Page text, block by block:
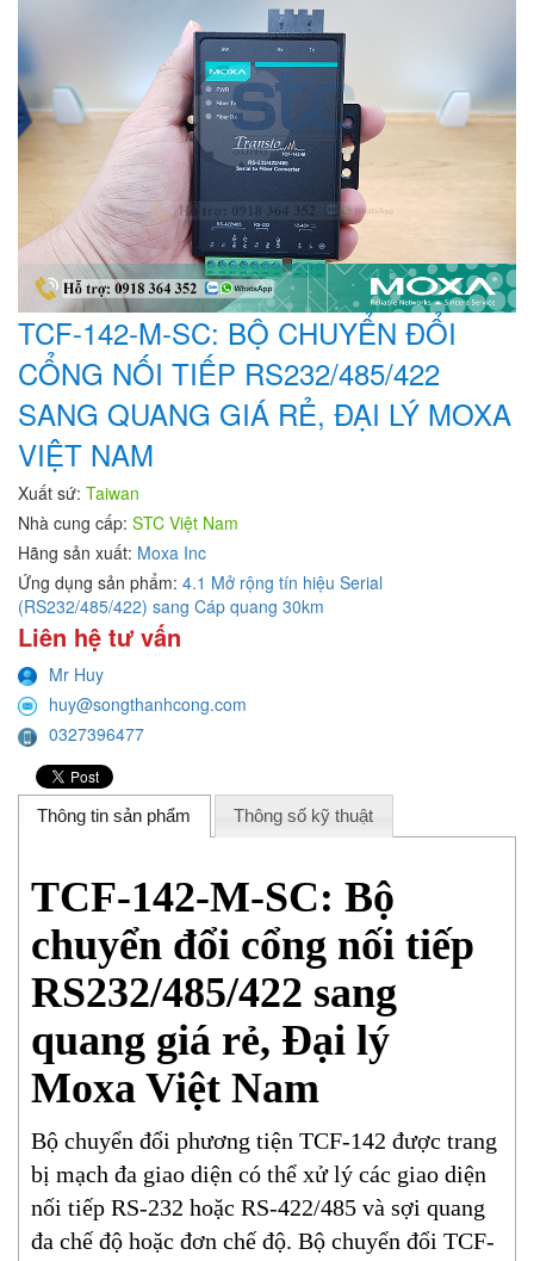
TCF-142-M-SC: BỘ CHUYỂN ĐỔI
CỔNG NỐI TIẾP RS232/485/422
SANG QUANG GIÁ RẺ, ĐẠI LÝ MOXA
VIỆT NAM
Xuất sứ: Taiwan
Nhà cung cấp: STC Việt Nam
Hãng sản xuất: Moxa Inc
Ứng dụng sản phẩm: 4.1 Mở rộng tín hiệu Serial
(RS232/485/422) sang Cáp quang 30km
Liên hệ tư vấn
Mr Huy
huy@songthanhcong.com
0327396477
Thông tin sản phẩm Thông số kỹ thuật
TCF-142-M-SC: Bộ
chuyển đổi cổng nối tiếp
RS232/485/422 sang
quang giá rẻ, Đại lý
Moxa Việt Nam
Bộ chuyển đổi phương tiện TCF-142 được trang
bị mạch đa giao diện có thể xử lý các giao diện
nối tiếp RS-232 hoặc RS-422/485 và sợi quang
đa chế độ hoặc đơn chế độ. Bộ chuyển đổi TCF-